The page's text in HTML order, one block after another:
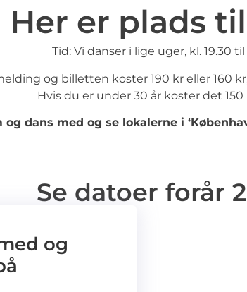
Her er plads
Tid: Vi danser i lige uger, kl. 19.30 til
og billetten koster 190 kr eller 160
Hvis du er under 30 år koster det 150
og dans med og se lokalerne i
Se datoer forår
og